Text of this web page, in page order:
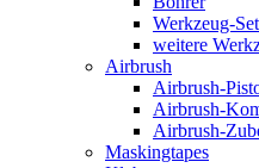
Werkzeug-
weitere
Airbrush
Airbrush-
Airbrush-
Airbrush-
Maskingtapes